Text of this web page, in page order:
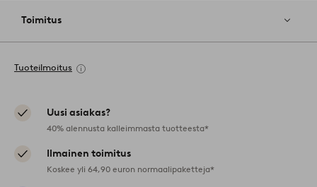
Toimitus
Tuoteilmoitus
Uusi asiakas?
40% alennusta kalleimmasta tuotteesta*
Ilmainen toimitus
Koskee yli 64,90 euron normaalipaketteja*